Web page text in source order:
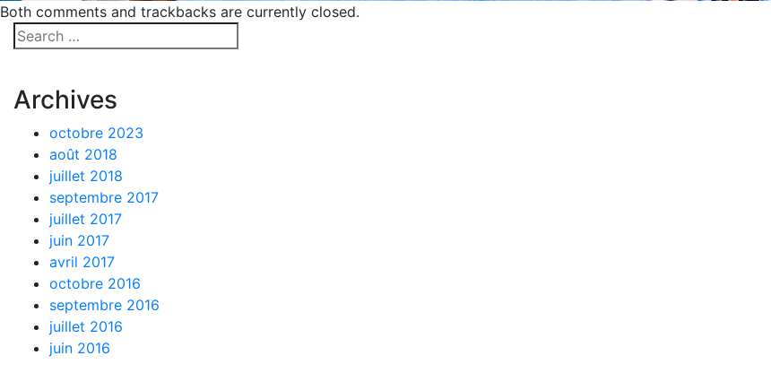
Both comments and trackbacks are currently closed.
Archives
octobre 2023
août 2018
juillet 2018
septembre 2017
juillet 2017
juin 2017
avril 2017
octobre 2016
septembre 2016
juillet 2016
juin 2016